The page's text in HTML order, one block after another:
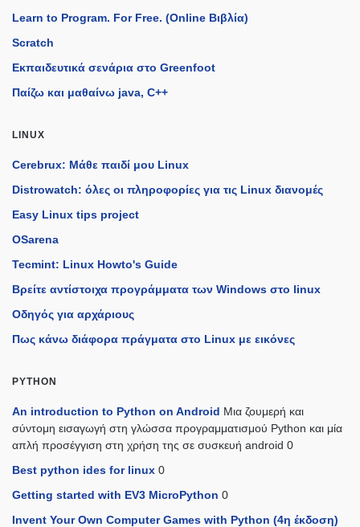
Learn to Program. For Free. (Online Βιβλία)
Scratch
Εκπαιδευτικά σενάρια στο Greenfoot
Παίζω και μαθαίνω java, C++
LINUX
Cerebrux: Μάθε παιδί μου Linux
Distrowatch: όλες οι πληροφορίες για τις Linux διανομές
Easy Linux tips project
OSarena
Tecmint: Linux Howto's Guide
Βρείτε αντίστοιχα προγράμματα των Windows στο linux
Οδηγός για αρχάριους
Πως κάνω διάφορα πράγματα στο Linux με εικόνες
PYTHON
An introduction to Python on Android Μια ζουμερή και
σύντομη εισαγωγή στη γλώσσα προγραμματισμού Python και μία
απλή προσέγγιση στη χρήση της σε συσκευή android 0
Best python ides for linux 0
Getting started with EV3 MicroPython 0
Invent Your Own Computer Games with Python (4η έκδοση)